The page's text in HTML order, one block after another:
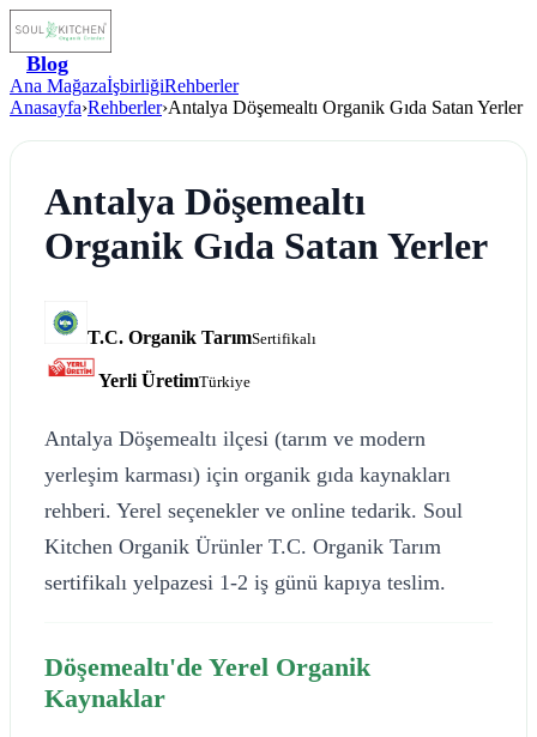
Blog
Ana MağazaİşbirliğiRehberler
Anasayfa›Rehberler›Antalya Döşemealtı Organik Gıda Satan Yerler
Antalya Döşemealtı
Organik Gıda Satan Yerler
T.C. Organik TarımSertifikalı
Yerli ÜretimTürkiye
Antalya Döşemealtı ilçesi (tarım ve modern
yerleşim karması) için organik gıda kaynakları
rehberi. Yerel seçenekler ve online tedarik. Soul
Kitchen Organik Ürünler T.C. Organik Tarım
sertifikalı yelpazesi 1-2 iş günü kapıya teslim.
Döşemealtı'de Yerel Organik
Kaynaklar